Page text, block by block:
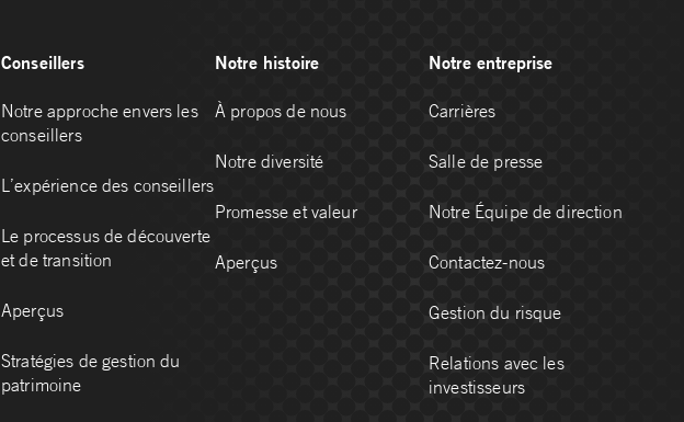
Conseillers
Notre approche envers les
conseillers
L’expérience des conseillers
Le processus de découverte
et de transition
Aperçus
Stratégies de gestion du
patrimoine
Notre histoire
À propos de nous
Notre diversité
Promesse et valeur
Aperçus
Notre entreprise
Carrières
Salle de presse
Notre Équipe de direction
Contactez-nous
Gestion du risque
Relations avec les
investisseurs